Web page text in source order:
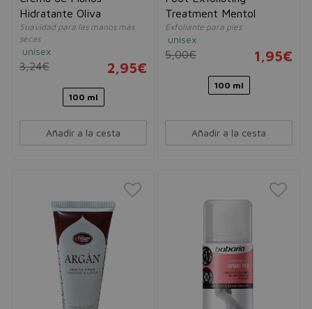
Hidratante Oliva
Suavidad para las manos más
secas
unisex
3,24€ 2,95€
100 ml
Añadir a la cesta
Treatment Mentol
Exfoliante para pies
unisex
5,00€ 1,95€
100 ml
Añadir a la cesta